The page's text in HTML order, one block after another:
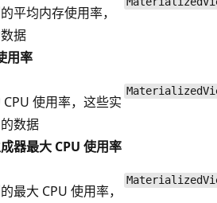
平均内存使用率，
据
用率
使用率，这些实
数据
器最大 CPU 使用率
最大 CPU 使用率，